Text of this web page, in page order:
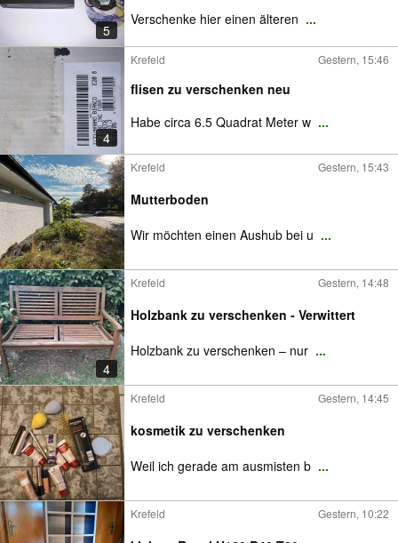
5
Verschenke hier einen älteren ...
4
Krefeld Gestern, 15:46
flisen zu verschenken neu
Habe circa 6.5 Quadrat Meter w ...
Krefeld Gestern, 15:43
Mutterboden
Wir möchten einen Aushub bei u ...
4
Krefeld Gestern, 14:48
Holzbank zu verschenken - Verwittert
Holzbank zu verschenken – nur ...
Krefeld Gestern, 14:45
kosmetik zu verschenken
Weil ich gerade am ausmisten b ...
Krefeld Gestern, 10:22